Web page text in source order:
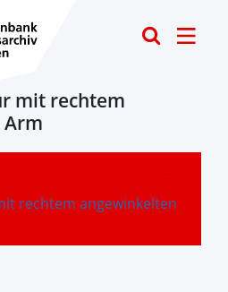
mit rechtem
rechtem angewinkelten
-